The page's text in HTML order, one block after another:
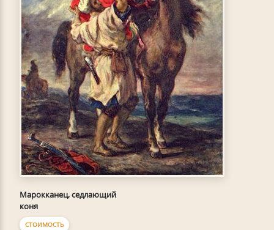
Марокканец, седлающий
коня
СТОИМОСТЬ